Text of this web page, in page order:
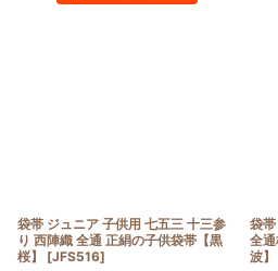
袋帯 ジュニア 子供用 七五三 十三参
り 西陣織 全通 正絹の子供袋帯【黒
桜】
[JFS516]
袋
全
波】